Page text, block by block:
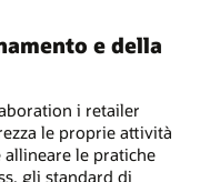
e della
i retailer
le proprie attività
le pratiche
gli standard di